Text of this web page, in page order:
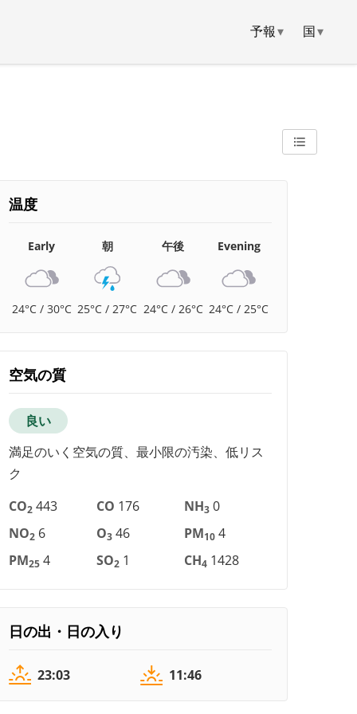
予報 ▾ 国▾
温度
Early
24°C / 30°C
朝
25°C / 27°C
午後
24°C / 26°C
Evening
24°C / 25°C
空気の質
良い
満足のいく空気の質、最小限の汚染、低リス
ク
CO2 443 CO 176 NH3 0
NO2 6 O3 46 PM10 4
PM25 4 SO2 1 CH4 1428
日の出・日の入り
23:03 11:46